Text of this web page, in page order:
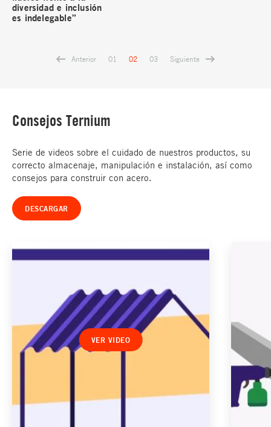
diversidad e inclusión
es indelegable”
Anterior 01 02 03 Siguiente
Consejos Ternium
Serie de videos sobre el cuidado de nuestros productos, su
correcto almacenaje, manipulación e instalación, así como
consejos para construir con acero.
DESCARGAR
VER VIDEO